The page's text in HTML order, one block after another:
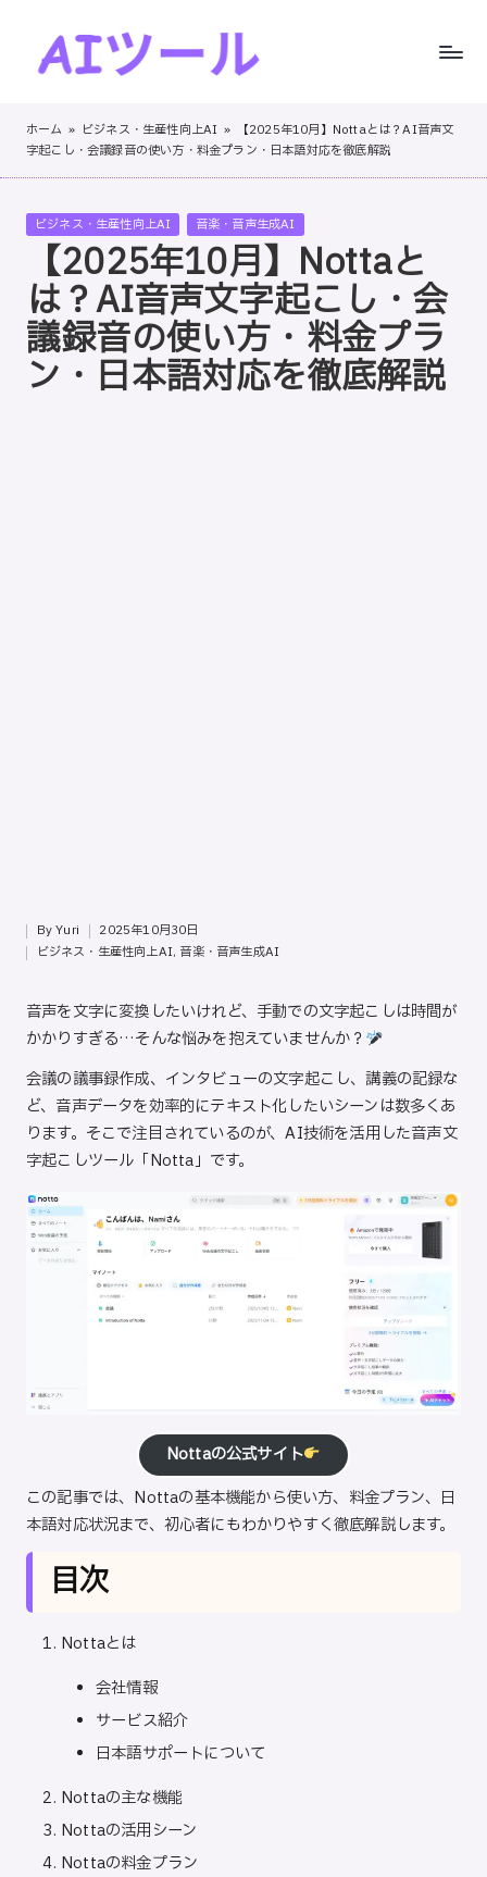
I
ツ
ー
ル
！
ツ
ー
ル
実
的
レ
ビ
ュ
ー
サ
イ
ホーム » ビジネス・生産性向上AI »
【2025年10月】Nottaとは？AI音声文
字起こし・会議録音の使い方・料金プラン・日本語対応を徹底解説
Posted
ビジネス・生産性向上AI 音楽・音声生成AI
【2025年10月】Nottaと
は？AI音声文字起こし・会
議録音の使い方・料金プラ
ン・日本語対応を徹底解説
Posted
by
ByYuri
2025年10月30日
Posted
ビジネス・生産性向上AI, 音楽・音声生成AI
音声を文字に変換したいけれど、手動での文字起こしは時間が
かかりすぎる…そんな悩みを抱えていませんか？
会議の議事録作成、インタビューの文字起こし、講義の記録な
ど、音声データを効率的にテキスト化したいシーンは数多くあ
ります。そこで注目されているのが、AI技術を活用した音声文
字起こしツール「Notta」です。
Nottaの公式サイト
この記事では、Nottaの基本機能から使い方、料金プラン、日
本語対応状況まで、初心者にもわかりやすく徹底解説します。
目次
Nottaとは
会社情報
サービス紹介
日本語サポートについて
Nottaの主な機能
Nottaの活用シーン
Nottaの料金プラン